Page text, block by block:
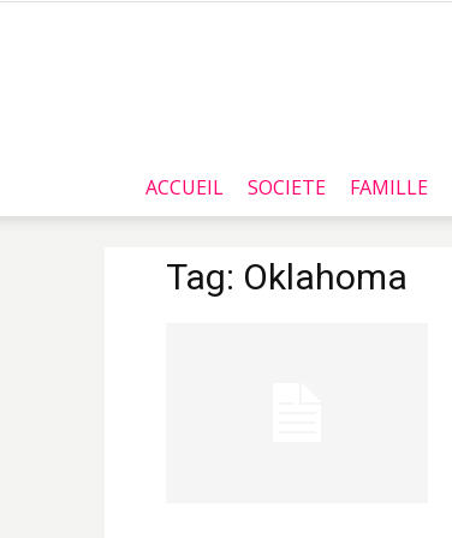
ACCUEIL SOCIETE FAMILLE
Tag: Oklahoma